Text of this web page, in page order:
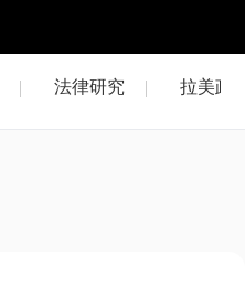
法律研究 拉美政